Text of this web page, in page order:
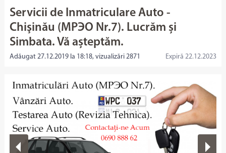
Servicii de Inmatriculare Auto -
Chişinău (МРЭО Nr.7). Lucrăm și
Simbata. Vă așteptăm.
Adăugat 27.12.2019 la 18:18, vizualizări 2871 Expiră 22.12.2023